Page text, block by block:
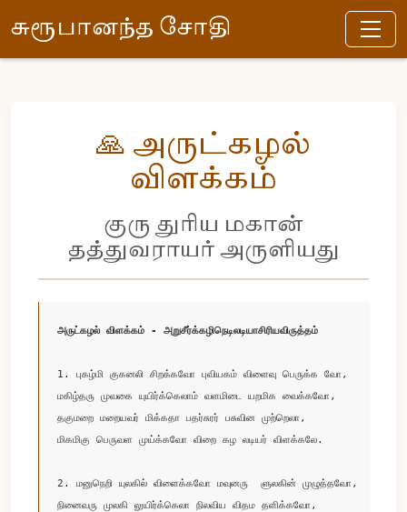
சுரூபானந்த சோதி
🙏 அருட்கழல்
விளக்கம்
குரு துரிய மகான்
தத்துவராயர் அருளியது
அருட்கழல் விளக்கம் - அறுசீர்க்கழிநெடிலடியாசிரியவிருத்தம்
1. புகழ்மி குகனலி சிறக்கவோ புவியகம் விளைவு பெருக்க வோ,
மகிழ்தரு முவகை யுயிர்க்கெலாம் வளமிடை யறமிக வைக்கவோ,
தகுமறை மறையவர் மிக்கதா பதர்சுரர் பசுவின முற்றெலா,
மிகமிகு பெருவள முய்க்கவோ விறை கழ லடியர் விளக்கலே.
2. மனுநெறி யுலகில் விளைக்கவோ மவுனரு  ளுலகின் முழுத்தவோ,
நினைவரு முலகி லுயிர்க்கெலா நிலவிய விதம தளிக்கவோ,